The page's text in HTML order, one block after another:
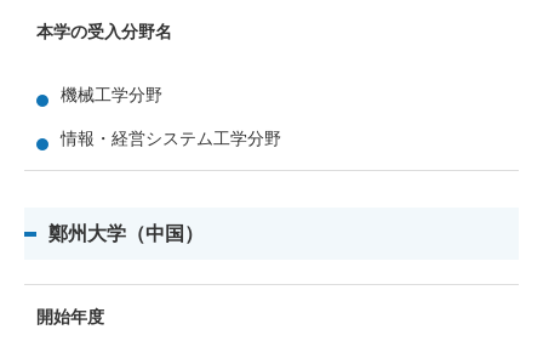
本学の受入分野名
機械工学分野
情報・経営システム工学分野
鄭州大学（中国）
開始年度